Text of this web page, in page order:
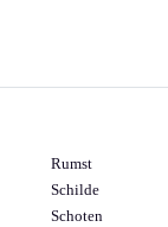
Rumst
Schilde
Schoten